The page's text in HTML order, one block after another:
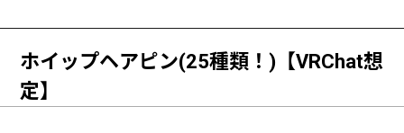
ホイップヘアピン(25種類！)【VRChat想
定】